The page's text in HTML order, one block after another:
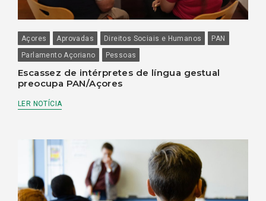
Açores Aprovadas Direitos Sociais e Humanos
PAN
Parlamento Açoriano
Pessoas
Escassez de intérpretes de língua gestual
preocupa PAN/Açores
LER NOTÍCIA